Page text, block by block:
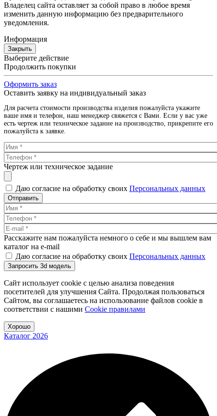
Владелец сайта оставляет за собой право в любое время
изменить данную информацию без предварительного
уведомления.
Информация
Закрыть
Выберите действие
Продолжить покупки
Оформить заказ
Оставить заявку на индивидуальный заказ
Для расчета стоимости производства изделия пожалуйста укажите
ваше имя и телефон, наш менеджер свяжется с Вами. Если у вас уже
есть чертеж или техническое задание на производство, прикрепите его
пожалуйста к заявке.
Чертеж или техническое задание
Даю согласие на обработку своих Персональных данных
Отправить
Расскажите нам пожалуйста немного о себе и мы вышлем вам
каталог на e-mail
Даю согласие на обработку своих Персональных данных
Запросить 3d модель
Сайт использует cookie с целью анализа поведения
посетителей для улучшения Сайта. Продолжая пользоваться
Сайтом, вы соглашаетесь на использование файлов cookie в
соответствии с нашими Cookiе правилами
Хорошо
Каталог 2026